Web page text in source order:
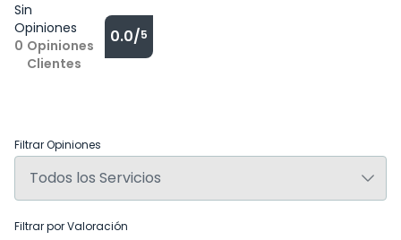
Sin
Opiniones
0 Opiniones
Clientes
0.0/5
Filtrar Opiniones
Filtrar por Valoración